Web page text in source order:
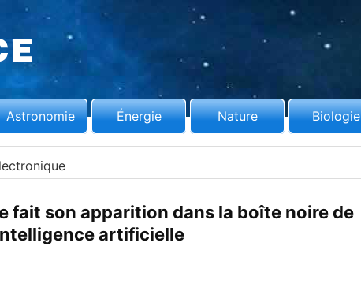
Astronomie Énergie Nature Biologie
fait son apparition dans la boîte noire de
artificielle